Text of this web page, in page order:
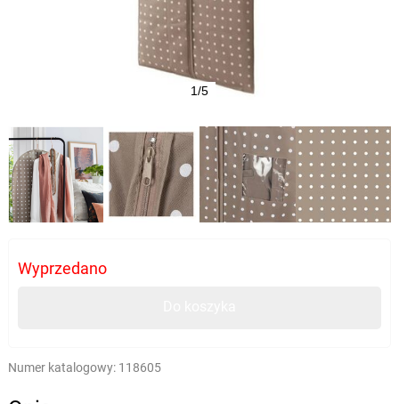
1/5
Wyprzedano
Numer katalogowy: 118605